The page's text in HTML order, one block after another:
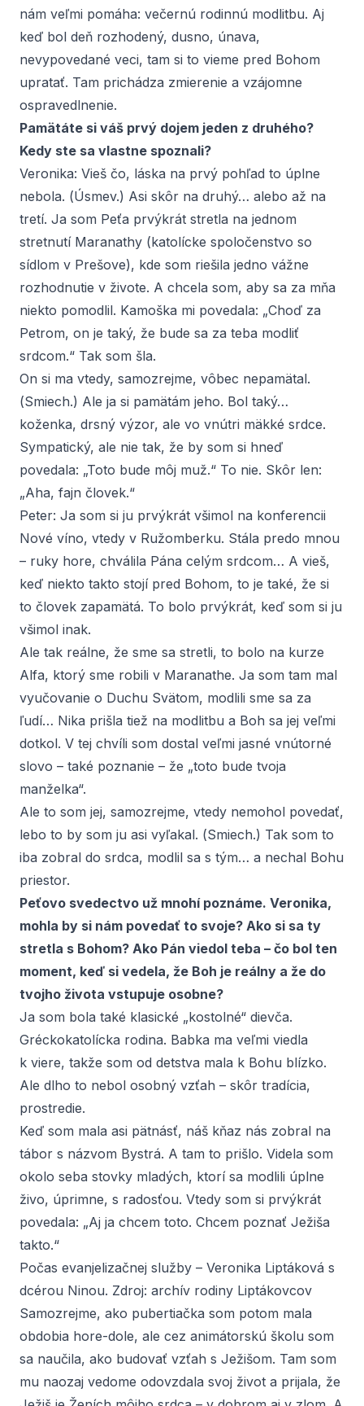
nám veľmi pomáha: večernú rodinnú modlitbu. Aj
keď bol deň rozhodený, dusno, únava,
nevypovedané veci, tam si to vieme pred Bohom
upratať. Tam prichádza zmierenie a vzájomne
ospravedlnenie.
Pamätáte si váš prvý dojem jeden z druhého?
Kedy ste sa vlastne spoznali?
Veronika: Vieš čo, láska na prvý pohľad to úplne
nebola. (Úsmev.) Asi skôr na druhý… alebo až na
tretí. Ja som Peťa prvýkrát stretla na jednom
stretnutí Maranathy (katolícke spoločenstvo so
sídlom v Prešove), kde som riešila jedno vážne
rozhodnutie v živote. A chcela som, aby sa za mňa
niekto pomodlil. Kamoška mi povedala: „Choď za
Petrom, on je taký, že bude sa za teba modliť
srdcom.“ Tak som šla.
On si ma vtedy, samozrejme, vôbec nepamätal.
(Smiech.) Ale ja si pamätám jeho. Bol taký…
koženka, drsný výzor, ale vo vnútri mäkké srdce.
Sympatický, ale nie tak, že by som si hneď
povedala: „Toto bude môj muž.“ To nie. Skôr len:
„Aha, fajn človek.“
Peter: Ja som si ju prvýkrát všimol na konferencii
Nové víno, vtedy v Ružomberku. Stála predo mnou
– ruky hore, chválila Pána celým srdcom… A vieš,
keď niekto takto stojí pred Bohom, to je také, že si
to človek zapamätá. To bolo prvýkrát, keď som si ju
všimol inak.
Ale tak reálne, že sme sa stretli, to bolo na kurze
Alfa, ktorý sme robili v Maranathe. Ja som tam mal
vyučovanie o Duchu Svätom, modlili sme sa za
ľudí… Nika prišla tiež na modlitbu a Boh sa jej veľmi
dotkol. V tej chvíli som dostal veľmi jasné vnútorné
slovo – také poznanie – že „toto bude tvoja
manželka“.
Ale to som jej, samozrejme, vtedy nemohol povedať,
lebo to by som ju asi vyľakal. (Smiech.) Tak som to
iba zobral do srdca, modlil sa s tým… a nechal Bohu
priestor.
Peťovo svedectvo už mnohí poznáme. Veronika,
mohla by si nám povedať to svoje? Ako si sa ty
stretla s Bohom? Ako Pán viedol teba – čo bol ten
moment, keď si vedela, že Boh je reálny a že do
tvojho života vstupuje osobne?
Ja som bola také klasické „kostolné“ dievča.
Gréckokatolícka rodina. Babka ma veľmi viedla
k viere, takže som od detstva mala k Bohu blízko.
Ale dlho to nebol osobný vzťah – skôr tradícia,
prostredie.
Keď som mala asi pätnásť, náš kňaz nás zobral na
tábor s názvom Bystrá. A tam to prišlo. Videla som
okolo seba stovky mladých, ktorí sa modlili úplne
živo, úprimne, s radosťou. Vtedy som si prvýkrát
povedala: „Aj ja chcem toto. Chcem poznať Ježiša
takto.“
Počas evanjelizačnej služby – Veronika Liptáková s
dcérou Ninou. Zdroj: archív rodiny Liptákovcov
Samozrejme, ako pubertiačka som potom mala
obdobia hore-dole, ale cez animátorskú školu som
sa naučila, ako budovať vzťah s Ježišom. Tam som
mu naozaj vedome odovzdala svoj život a prijala, že